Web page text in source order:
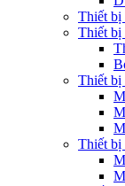
Thiết bị
Thiết bị
Thiết bị
Thiết bị